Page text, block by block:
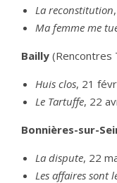
La reconstitution
Ma femme me
Bailly (Rencontres
Huis clos, 21
Le Tartuffe, 22
Bonnières-sur-
La dispute, 22
Les affaires sont